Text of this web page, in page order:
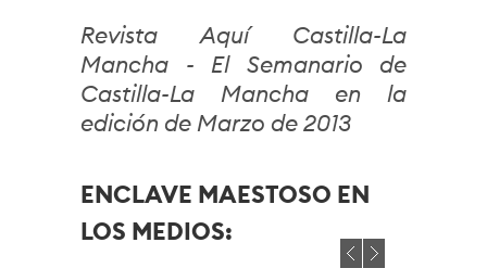
Revista Aquí Castilla-La
Mancha - El Semanario de
Castilla-La Mancha en la
edición de Marzo de 2013
ENCLAVE MAESTOSO EN
LOS MEDIOS: